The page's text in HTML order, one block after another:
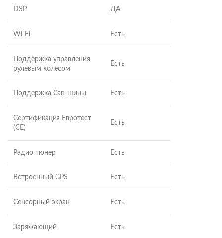
DSP ДА
Wi-Fi Есть
Поддержка управления
рулевым колесом
Есть
Поддержка Can-шины Есть
Сертификация Евротест
(СЕ)
Есть
Радио тюнер Есть
Встроенный GPS Есть
Сенсорный экран Есть
Заряжающий Есть